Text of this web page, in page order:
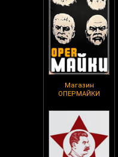
Магазин
ОПЕРМАЙКИ